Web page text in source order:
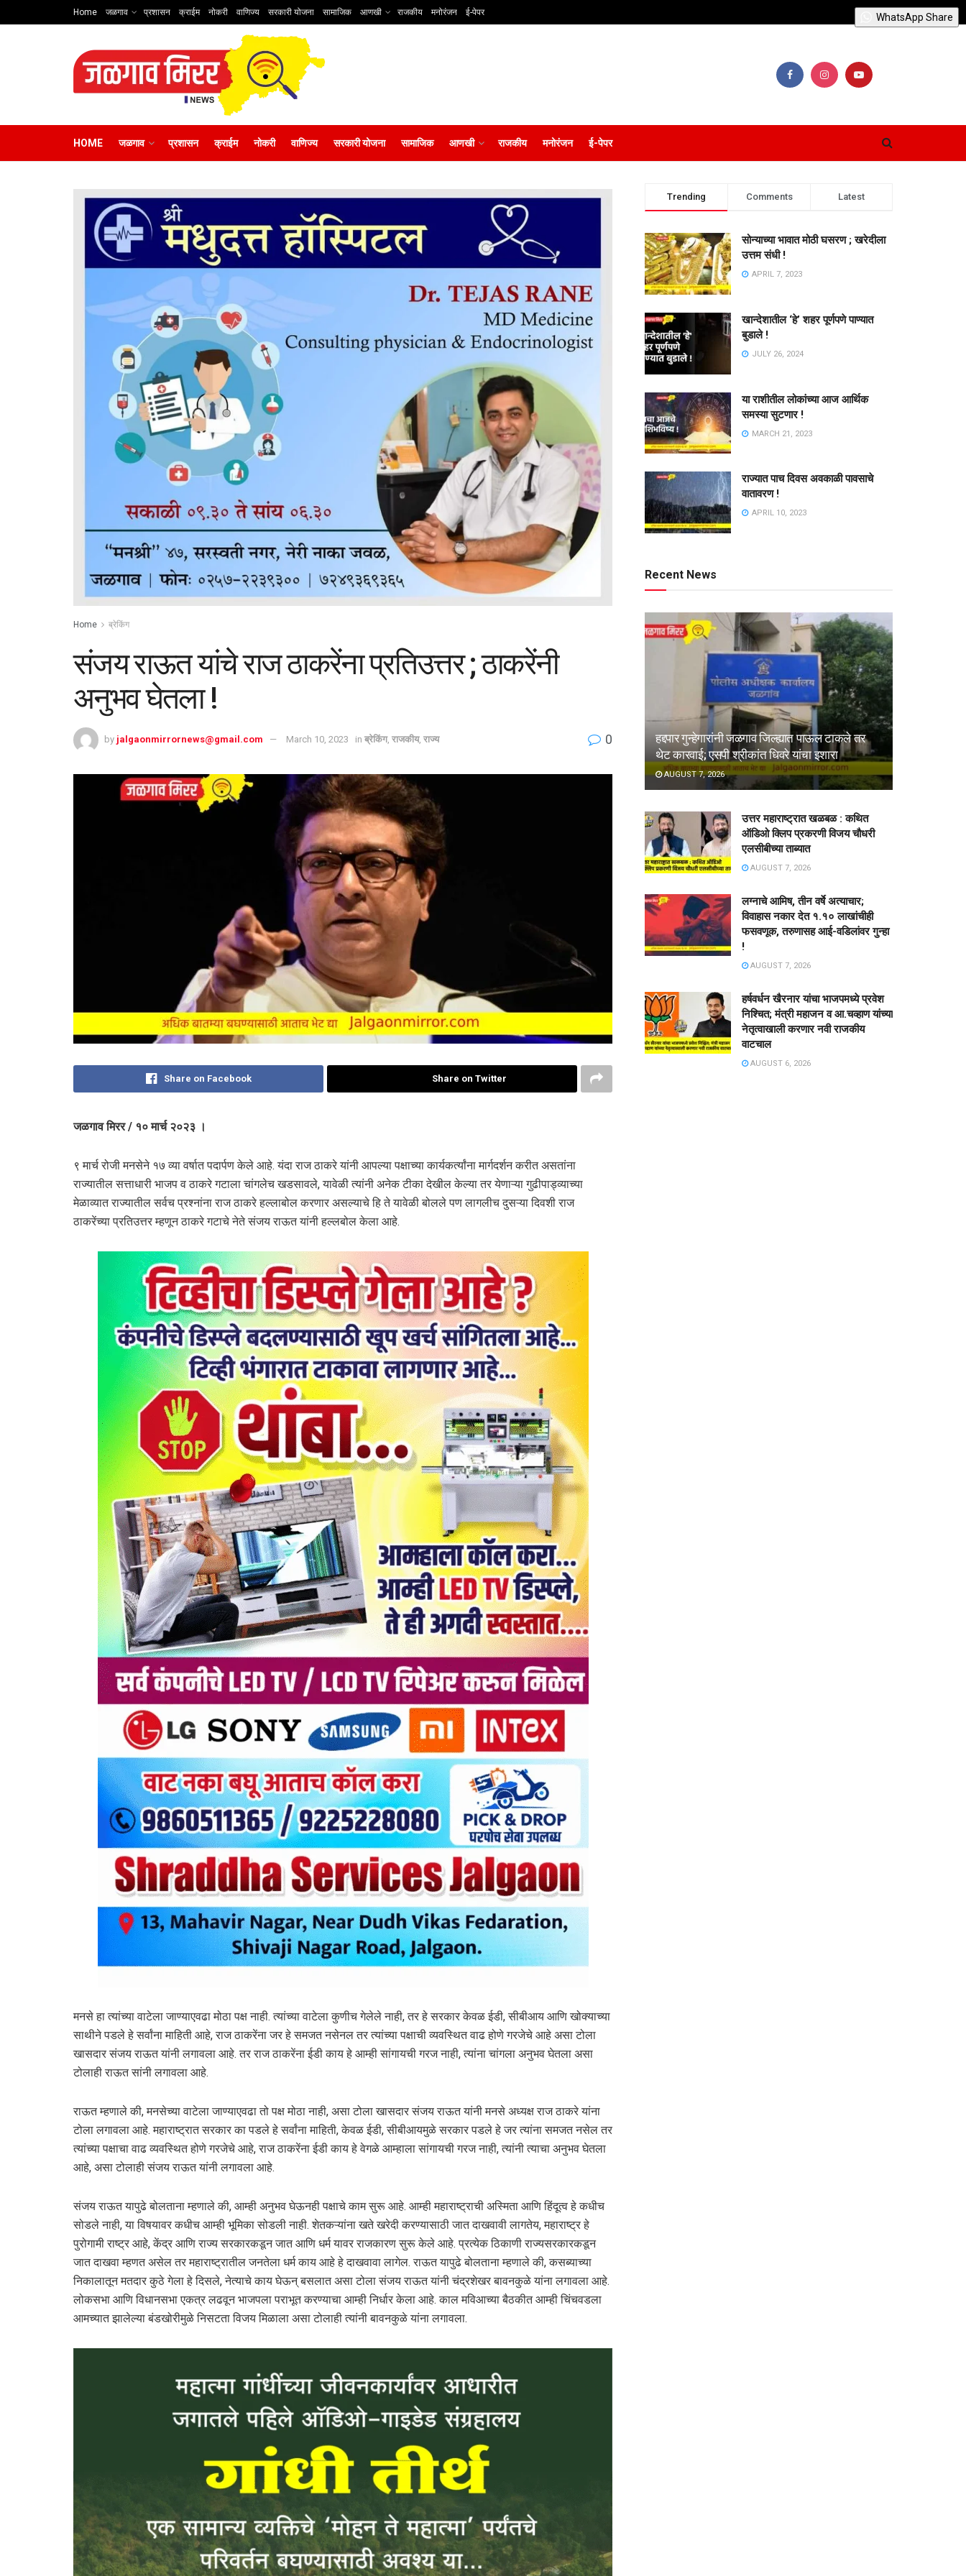
Home जळगाव प्रशासन क्राईम नोकरी वाणिज्य सरकारी योजना सामाजिक आणखी राजकीय मनोरंजन ई-पेपर
HOME जळगाव प्रशासन क्राईम नोकरी वाणिज्य सरकारी योजना सामाजिक आणखी राजकीय मनोरंजन ई-पेपर
Home ब्रेकिंग
संजय राऊत यांचे राज ठाकरेंना प्रतिउत्तर ; ठाकरेंनी
अनुभव घेतला !
by jalgaonmirrornews@gmail.com March 10, 2023 in ब्रेकिंग, राजकीय, राज्य 0
Share on Facebook Share on Twitter
जळगाव मिरर / १० मार्च २०२३ ।
९ मार्च रोजी मनसेने १७ व्या वर्षात पदार्पण केले आहे. यंदा राज ठाकरे यांनी आपल्या पक्षाच्या कार्यकर्त्यांना मार्गदर्शन करीत असतांना
राज्यातील सत्ताधारी भाजप व ठाकरे गटाला चांगलेच खडसावले, यावेळी त्यांनी अनेक टीका देखील केल्या तर येणाऱ्या गुढीपाड्व्याच्या
मेळाव्यात राज्यातील सर्वच प्रश्नांना राज ठाकरे हल्लाबोल करणार असल्याचे हि ते यावेळी बोलले पण लागलीच दुसऱ्या दिवशी राज
ठाकरेंच्या प्रतिउत्तर म्हणून ठाकरे गटाचे नेते संजय राऊत यांनी हल्लबोल केला आहे.
मनसे हा त्यांच्या वाटेला जाण्याएवढा मोठा पक्ष नाही. त्यांच्या वाटेला कुणीच गेलेले नाही, तर हे सरकार केवळ ईडी, सीबीआय आणि खोक्याच्या
साथीने पडले हे सर्वांना माहिती आहे, राज ठाकरेंना जर हे समजत नसेनल तर त्यांच्या पक्षाची व्यवस्थित वाढ होणे गरजेचे आहे असा टोला
खासदार संजय राऊत यांनी लगावला आहे. तर राज ठाकरेंना ईडी काय हे आम्ही सांगायची गरज नाही, त्यांना चांगला अनुभव घेतला असा
टोलाही राऊत सांनी लगावला आहे.
राऊत म्हणाले की, मनसेच्या वाटेला जाण्याएवढा तो पक्ष मोठा नाही, असा टोला खासदार संजय राऊत यांनी मनसे अध्यक्ष राज ठाकरे यांना
टोला लगावला आहे. महाराष्ट्रात सरकार का पडले हे सर्वांना माहिती, केवळ ईडी, सीबीआयमुळे सरकार पडले हे जर त्यांना समजत नसेल तर
त्यांच्या पक्षाचा वाढ व्यवस्थित होणे गरजेचे आहे, राज ठाकरेंना ईडी काय हे वेगळे आम्हाला सांगायची गरज नाही, त्यांनी त्याचा अनुभव घेतला
आहे, असा टोलाही संजय राऊत यांनी लगावला आहे.
संजय राऊत यापुढे बोलताना म्हणाले की, आम्ही अनुभव घेऊनही पक्षाचे काम सुरू आहे. आम्ही महाराष्ट्राची अस्मिता आणि हिंदूत्व हे कधीच
सोडले नाही, या विषयावर कधीच आम्ही भूमिका सोडली नाही. शेतकऱ्यांना खते खरेदी करण्यासाठी जात दाखवावी लागतेय, महाराष्ट्र हे
पुरोगामी राष्ट्र आहे, केंद्र आणि राज्य सरकारकडून जात आणि धर्म यावर राजकारण सुरू केले आहे. प्रत्येक ठिकाणी राज्यसरकारकडून
जात दाखवा म्हणत असेल तर महाराष्ट्रातील जनतेला धर्म काय आहे हे दाखवावा लागेल. राऊत यापुढे बोलताना म्हणाले की, कसब्याच्या
निकालातून मतदार कुठे गेला हे दिसले, नेत्याचे काय घेऊन् बसलात असा टोला संजय राऊत यांनी चंद्रशेखर बावनकुळे यांना लगावला आहे.
लोकसभा आणि विधानसभा एकत्र लढवून भाजपला पराभूत करण्याचा आम्ही निर्धार केला आहे. काल मविआच्या बैठकीत आम्ही चिंचवडला
आमच्यात झालेल्या बंडखोरीमुळे निसटता विजय मिळाला असा टोलाही त्यांनी बावनकुळे यांना लगावला.
Trending Comments Latest
सोन्याच्या भावात मोठी घसरण ; खरेदीला
उत्तम संधी !
APRIL 7, 2023
खान्देशातील ‘हे’ शहर पूर्णपणे पाण्यात
बुडाले !
JULY 26, 2024
या राशीतील लोकांच्या आज आर्थिक
समस्या सुटणार !
MARCH 21, 2023
राज्यात पाच दिवस अवकाळी पावसाचे
वातावरण !
APRIL 10, 2023
Recent News
हद्दपार गुन्हेगारांनी जळगाव जिल्ह्यात पाऊल टाकले तर
थेट कारवाई; एसपी श्रीकांत धिवरे यांचा इशारा
AUGUST 7, 2026
उत्तर महाराष्ट्रात खळबळ : कथित
ऑडिओ क्लिप प्रकरणी विजय चौधरी
एलसीबीच्या ताब्यात
AUGUST 7, 2026
लग्नाचे आमिष, तीन वर्षे अत्याचार;
विवाहास नकार देत १.१० लाखांचीही
फसवणूक, तरुणासह आई-वडिलांवर गुन्हा
!
AUGUST 7, 2026
हर्षवर्धन खैरनार यांचा भाजपमध्ये प्रवेश
निश्चित; मंत्री महाजन व आ.चव्हाण यांच्या
नेतृत्वाखाली करणार नवी राजकीय
वाटचाल
AUGUST 6, 2026
WhatsApp Share